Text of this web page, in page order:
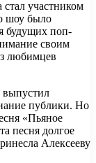
стал участником
шоу было
будущих поп-
своим
любимцев
выпустил
публики. Но
«Пьяное
песня долгое
Алексееву